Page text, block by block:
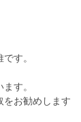
す。
す。
をお勧めします